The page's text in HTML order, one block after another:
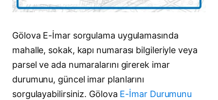
Gölova E-İmar sorgulama uygulamasında
mahalle, sokak, kapı numarası bilgileriyle veya
parsel ve ada numaralarını girerek imar
durumunu, güncel imar planlarını
sorgulayabilirsiniz. Gölova E-İmar Durumunu